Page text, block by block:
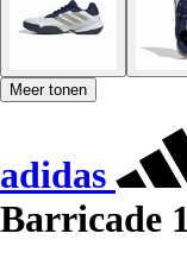
Meer tonen
adidas
Barricade